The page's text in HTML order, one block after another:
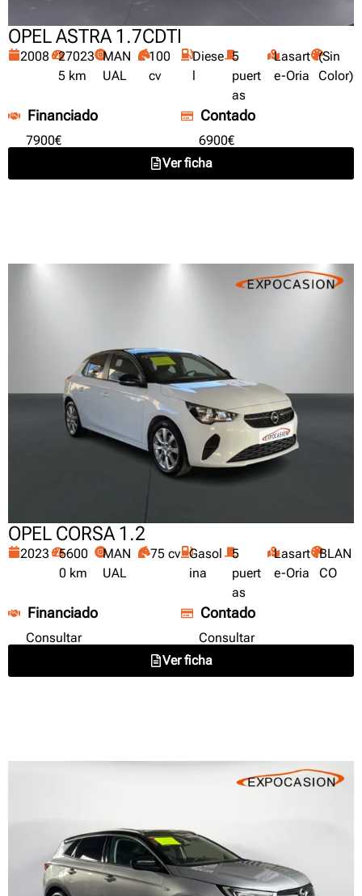
OPEL ASTRA 1.7CDTI
2008
27023
5 km
MAN
UAL
100
cv
Diese 5
puert
as
Lasart
e-Oria
(Sin
Color)
Financiado
7900€
Contado
6900€
Ver ficha
OPEL CORSA 1.2
2023
5600
0 km
MAN
UAL
75 cv
Gasol
ina
5
puert
as
Lasart
e-Oria
BLAN
CO
Financiado
Consultar
Contado
Consultar
Ver ficha